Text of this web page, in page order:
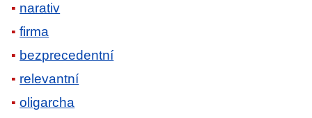
narativ
firma
bezprecedentní
relevantní
oligarcha